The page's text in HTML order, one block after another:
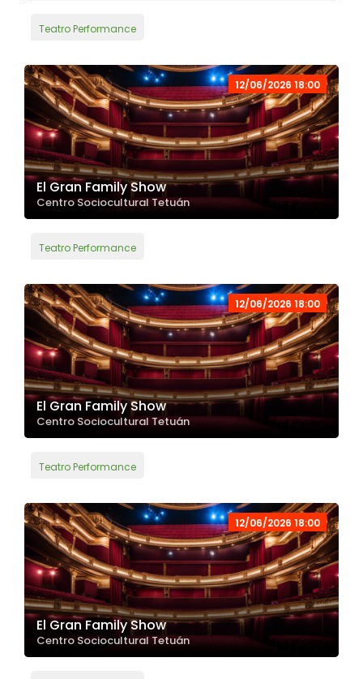
Teatro Performance
12/06/2026 18:00
El Gran Family Show
Centro Sociocultural Tetuán
Teatro Performance
12/06/2026 18:00
El Gran Family Show
Centro Sociocultural Tetuán
Teatro Performance
12/06/2026 18:00
El Gran Family Show
Centro Sociocultural Tetuán